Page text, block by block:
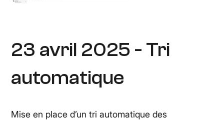
23 avril 2025 - Tri
automatique
Mise en place d’un tri automatique des